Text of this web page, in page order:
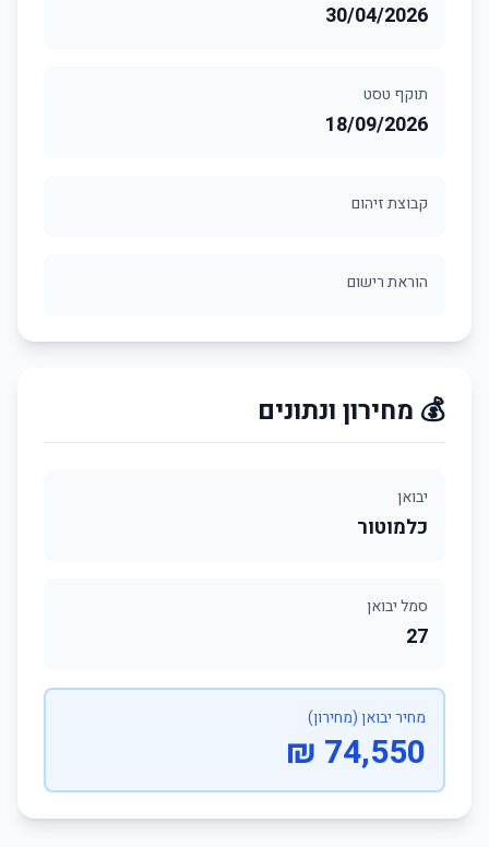
30/04/2026
תוקף טסט
18/09/2026
קבוצת זיהום
הוראת רישום
💰 מחירון ונתונים
יבואן
כלמוטור
סמל יבואן
27
מחיר יבואן (מחירון)
74,550 ₪